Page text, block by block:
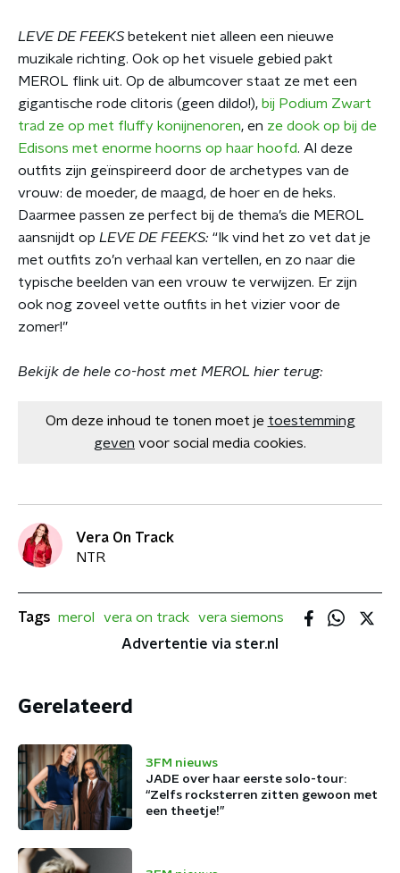
LEVE DE FEEKS betekent niet alleen een nieuwe
muzikale richting. Ook op het visuele gebied pakt
MEROL flink uit. Op de albumcover staat ze met een
gigantische rode clitoris (geen dildo!), bij Podium Zwart
trad ze op met fluffy konijnenoren, en ze dook op bij de
Edisons met enorme hoorns op haar hoofd. Al deze
outfits zijn geïnspireerd door de archetypes van de
vrouw: de moeder, de maagd, de hoer en de heks.
Daarmee passen ze perfect bij de thema’s die MEROL
aansnijdt op LEVE DE FEEKS: “Ik vind het zo vet dat je
met outfits zo’n verhaal kan vertellen, en zo naar die
typische beelden van een vrouw te verwijzen. Er zijn
ook nog zoveel vette outfits in het vizier voor de
zomer!”
Bekijk de hele co-host met MEROL hier terug:
Om deze inhoud te tonen moet je toestemming
geven voor social media cookies.
Vera On Track
NTR
Tags merol vera on track
vera siemons
Advertentie via ster.nl
Gerelateerd
3FM nieuws
JADE over haar eerste solo-tour:
“Zelfs rocksterren zitten gewoon met
een theetje!”